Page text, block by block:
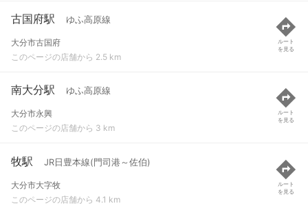
古国府駅 ゆふ高原線
大分市古国府
このページの店舗から 2.5 km
ルート
を見る
南大分駅 ゆふ高原線
大分市永興
このページの店舗から 3 km
ルート
を見る
牧駅 JR日豊本線(門司港～佐伯)
大分市大字牧
このページの店舗から 4.1 km
ルート
を見る